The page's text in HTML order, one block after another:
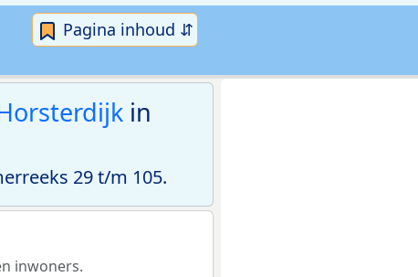
Pagina inhoud ⇵
in
29 t/m 105.
inwoners.